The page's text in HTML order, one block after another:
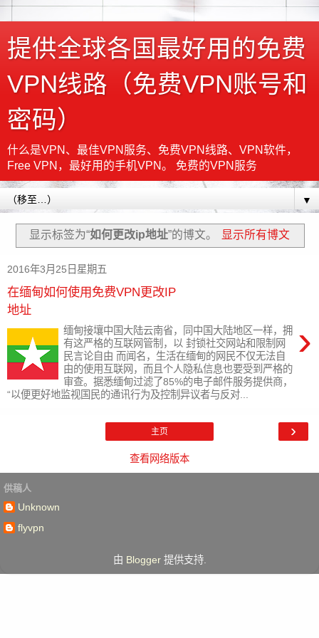
提供全球各国最好用的免费
VPN线路（免费VPN账号和
密码）
什么是VPN、最佳VPN服务、免费VPN线路、VPN软件，
Free VPN，最好用的手机VPN。 免费的VPN服务
▼
显示标签为“如何更改ip地址”的博文。 显示所有博文
2016年3月25日星期五
在缅甸如何使用免费VPN更改IP
地址
›
缅甸接壤中国大陆云南省，同中国大陆地区一样，拥
有这严格的互联网管制，以 封锁社交网站和限制网
民言论自由 而闻名，生活在缅甸的网民不仅无法自
由的使用互联网，而且个人隐私信息也要受到严格的
审查。据悉缅甸过滤了85%的电子邮件服务提供商，
“以便更好地监视国民的通讯行为及控制异议者与反对...
›
主页
查看网络版本
供稿人
Unknown
flyvpn
由 Blogger提供支持.